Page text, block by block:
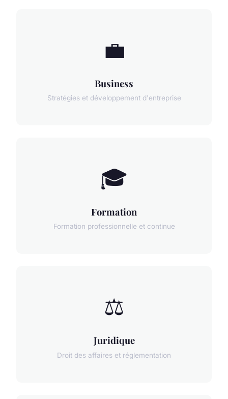
💼
Business
Stratégies et développement d'entreprise
🎓
Formation
Formation professionnelle et continue
⚖️
Juridique
Droit des affaires et réglementation